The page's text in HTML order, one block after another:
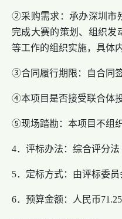
②采购需求：承办深圳市
完成大赛的策划、组织发
等工作的组织实施，具体
③合同履行期限：自合同
④本项目是否接受联合体
⑤现场踏勘：本项目不组
4．评标办法：综合评分法
5．定标方式：由评标委
6．预算金额：人民币